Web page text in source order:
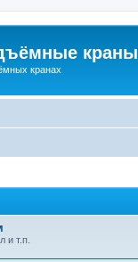
краны
кранах
и т.п.